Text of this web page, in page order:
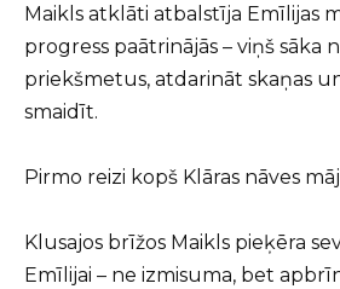
Maikls atklāti atbalstīja Emīlijas
progress paātrinājās – viņš sāka
priekšmetus, atdarināt skaņas
smaidīt.
Pirmo reizi kopš Klāras nāves
Klusajos brīžos Maikls pieķēra
Emīlijai – ne izmisuma, bet